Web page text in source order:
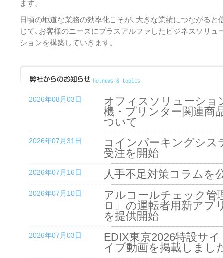
ます。
日頃の地道な業務の効率化こそが､大きな業績につながると
じて､お客様のニーズにプラスアルファしたビジネスソリュ
ションを構築していきます。
2026年08月03日
オフィスソリューショ
機・プリンター関連商
ついて
2026年07月31日
コインパーキングシス
受注を開始
2026年07月16日 人手不足対策コラムを
2026年07月10日
アルコールチェック管
ロ』の運転者用新アプ
を提供開始
2026年07月03日
EDIX東京2026特設サ
イブ動画を掲載しまし